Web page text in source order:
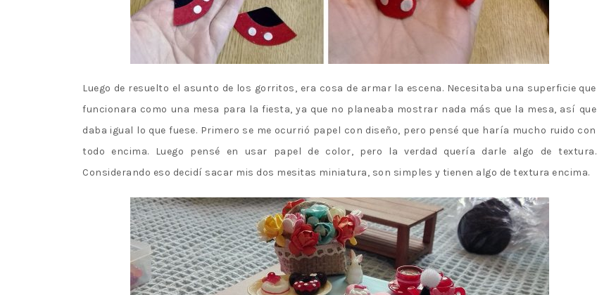
Luego de resuelto el asunto de los gorritos, era cosa de armar la escena. Necesitaba una superficie que
funcionara como una mesa para la fiesta, ya que no planeaba mostrar nada más que la mesa, así que
daba igual lo que fuese. Primero se me ocurrió papel con diseño, pero pensé que haría mucho ruido con
todo encima. Luego pensé en usar papel de color, pero la verdad quería darle algo de textura.
Considerando eso decidí sacar mis dos mesitas miniatura, son simples y tienen algo de textura encima.